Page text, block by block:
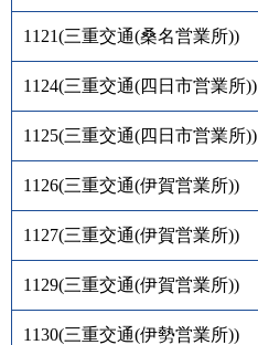
1121(三重交通(桑名営業所))
1124(三重交通(四日市営業所))
1125(三重交通(四日市営業所))
1126(三重交通(伊賀営業所))
1127(三重交通(伊賀営業所))
1129(三重交通(伊賀営業所))
1130(三重交通(伊勢営業所))